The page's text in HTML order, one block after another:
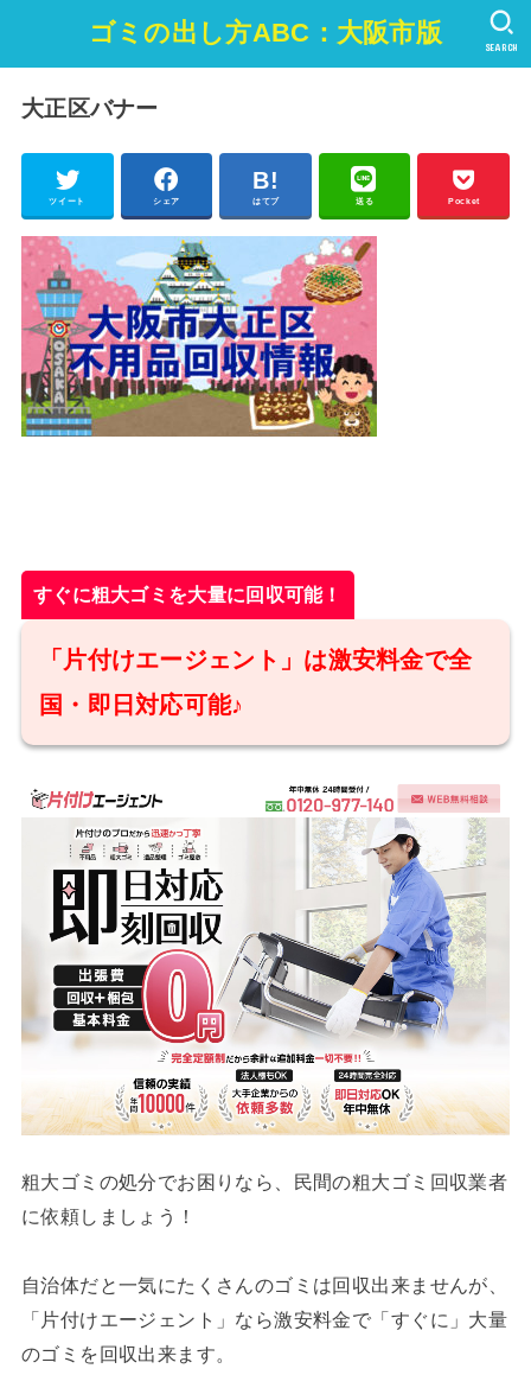
ゴミの出し方ABC：大阪市版 SEARCH
大正区バナー
ツイート シェア はてブ 送る Pocket
すぐに粗大ゴミを大量に回収可能！
「片付けエージェント」は激安料金で全
国・即日対応可能♪
粗大ゴミの処分でお困りなら、民間の粗大ゴミ回収業者
に依頼しましょう！
自治体だと一気にたくさんのゴミは回収出来ませんが、
「片付けエージェント」なら激安料金で「すぐに」大量
のゴミを回収出来ます。